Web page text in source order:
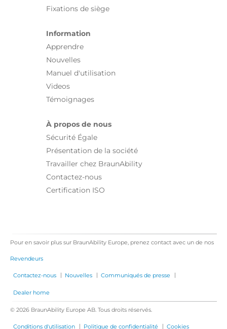
Fixations de siège
Information
Apprendre
Nouvelles
Manuel d'utilisation
Videos
Témoignages
À propos de nous
Sécurité Égale
Présentation de la société
Travailler chez BraunAbility
Contactez-nous
Certification ISO
Pour en savoir plus sur BraunAbility Europe, prenez contact avec un de nos
Revendeurs
Contactez-nous | Nouvelles | Communiqués de presse |
Dealer home
© 2026 BraunAbility Europe AB. Tous droits réservés.
Conditions d'utilisation | Politique de confidentialité | Cookies